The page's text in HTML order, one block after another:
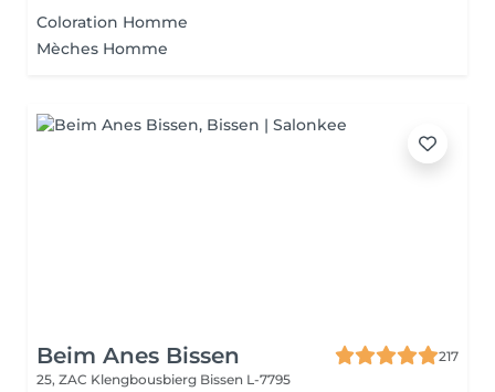
Coloration Homme
Mèches Homme
Beim Anes Bissen
217
25, ZAC Klengbousbierg Bissen L-7795